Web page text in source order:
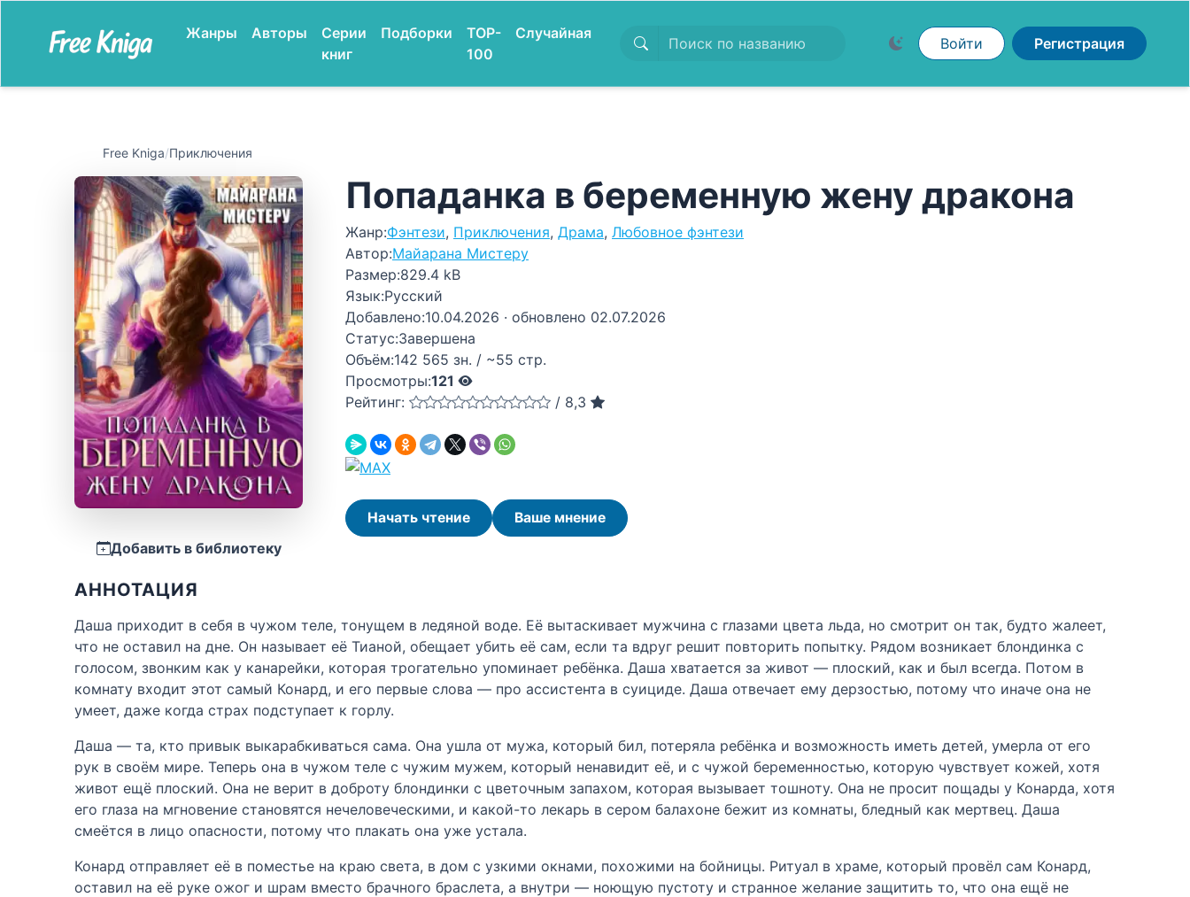
Жанры Авторы
Серии
книг
Подборки
TOP-
100
Случайная
Войти Регистрация
Free Kniga/Приключения
Добавить в библиотеку
Попаданка в беременную жену дракона
Жанр:Фэнтези, Приключения, Драма, Любовное фэнтези
Автор:Майарана Мистеру
Размер:829.4 kB
Язык:Русский
Добавлено:10.04.2026 · обновлено 02.07.2026
Статус:Завершена
Объём:142 565 зн. / ~55 стр.
Просмотры:121
Рейтинг:
/ 8,3
Начать чтение Ваше мнение
АННОТАЦИЯ
Даша приходит в себя в чужом теле, тонущем в ледяной воде. Её вытаскивает мужчина с глазами цвета льда, но смотрит он так, будто жалеет,
что не оставил на дне. Он называет её Тианой, обещает убить её сам, если та вдруг решит повторить попытку. Рядом возникает блондинка с
голосом, звонким как у канарейки, которая трогательно упоминает ребёнка. Даша хватается за живот — плоский, как и был всегда. Потом в
комнату входит этот самый Конард, и его первые слова — про ассистента в суициде. Даша отвечает ему дерзостью, потому что иначе она не
умеет, даже когда страх подступает к горлу.
Даша — та, кто привык выкарабкиваться сама. Она ушла от мужа, который бил, потеряла ребёнка и возможность иметь детей, умерла от его
рук в своём мире. Теперь она в чужом теле с чужим мужем, который ненавидит её, и с чужой беременностью, которую чувствует кожей, хотя
живот ещё плоский. Она не верит в доброту блондинки с цветочным запахом, которая вызывает тошноту. Она не просит пощады у Конарда, хотя
его глаза на мгновение становятся нечеловеческими, и какой-то лекарь в сером балахоне бежит из комнаты, бледный как мертвец. Даша
смеётся в лицо опасности, потому что плакать она уже устала.
Конард отправляет её в поместье на краю света, в дом с узкими окнами, похожими на бойницы. Ритуал в храме, который провёл сам Конард,
оставил на её руке ожог и шрам вместо брачного браслета, а внутри — ноющую пустоту и странное желание защитить то, что она ещё не